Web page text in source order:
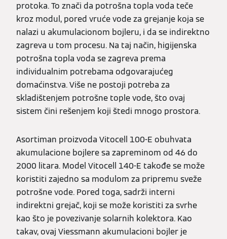
protoka. To znači da potrošna topla voda teče
kroz modul, pored vruće vode za grejanje koja se
nalazi u akumulacionom bojleru, i da se indirektno
zagreva u tom procesu. Na taj način, higijenska
potrošna topla voda se zagreva prema
individualnim potrebama odgovarajućeg
domaćinstva. Više ne postoji potreba za
skladištenjem potrošne tople vode, što ovaj
sistem čini rešenjem koji štedi mnogo prostora.
Asortiman proizvoda Vitocell 100-E obuhvata
akumulacione bojlere sa zapreminom od 46 do
2000 litara. Model Vitocell 140-E takođe se može
koristiti zajedno sa modulom za pripremu sveže
potrošne vode. Pored toga, sadrži interni
indirektni grejač, koji se može koristiti za svrhe
kao što je povezivanje solarnih kolektora. Kao
takav, ovaj Viessmann akumulacioni bojler je